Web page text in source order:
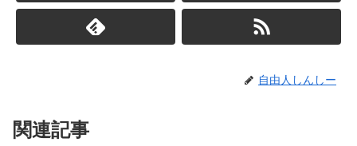
自由人しんしー
関連記事